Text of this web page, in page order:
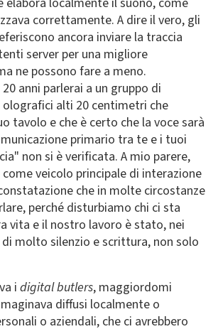
correttamente. A dire il vero, gli
ancora inviare la traccia
server per una migliore
ne possono fare a meno.
anni parlerai a un gruppo di
alti 20 centimetri che
tavolo e che è certo che la voce sarà
primario tra te e i tuoi
non si è verificata. A mio parere,
veicolo principale di interazione
che in molte circostanze
perché disturbiamo chi ci sta
vita e il nostro lavoro è stato, nei
molto silenzio e scrittura, non solo
i digital butlers, maggiordomi
diffusi localmente o
o aziendali, che ci avrebbero